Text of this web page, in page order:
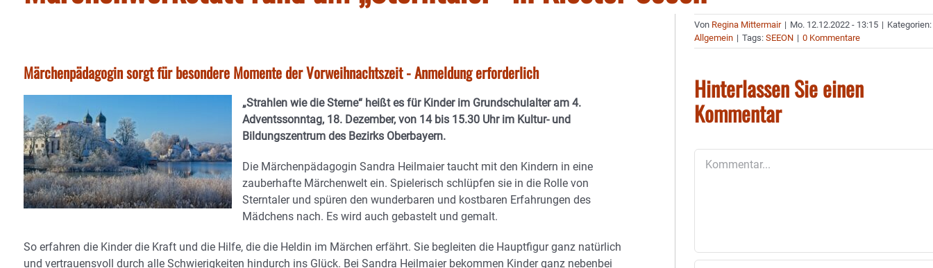
Märchenpädagogin sorgt für besondere Momente der Vorweihnachtszeit - Anmeldung erforderlich
„Strahlen wie die Sterne“ heißt es für Kinder im Grundschulalter am 4.
Adventssonntag, 18. Dezember, von 14 bis 15.30 Uhr im Kultur- und
Bildungszentrum des Bezirks Oberbayern.
Die Märchenpädagogin Sandra Heilmaier taucht mit den Kindern in eine
zauberhafte Märchenwelt ein. Spielerisch schlüpfen sie in die Rolle von
Sterntaler und spüren den wunderbaren und kostbaren Erfahrungen des
Mädchens nach. Es wird auch gebastelt und gemalt.
So erfahren die Kinder die Kraft und die Hilfe, die die Heldin im Märchen erfährt. Sie begleiten die Hauptfigur ganz natürlich
und vertrauensvoll durch alle Schwierigkeiten hindurch ins Glück. Bei Sandra Heilmaier bekommen Kinder ganz nebenbei
Von Regina Mittermair | Mo. 12.12.2022 - 13:15 | Kategorien:
Allgemein | Tags:SEEON | 0 Kommentare
Hinterlassen Sie einen
Kommentar